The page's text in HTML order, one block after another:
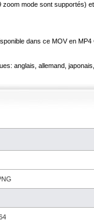
zoom mode sont supportés)
dans ce MOV en
anglais, allemand,